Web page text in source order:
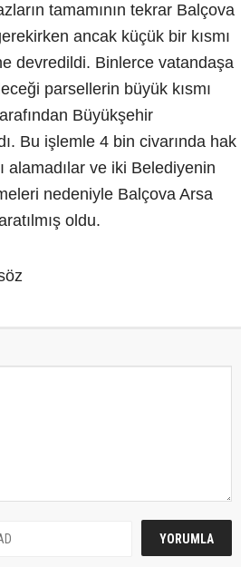
tamamının tekrar Balçova
ancak küçük bir kısmı
devredildi. Binlerce vatandaşa
parsellerin büyük kısmı
Büyükşehir
Bu işlemle 4 bin civarında hak
alamadılar ve iki Belediyenin
nedeniyle Balçova Arsa
oldu.